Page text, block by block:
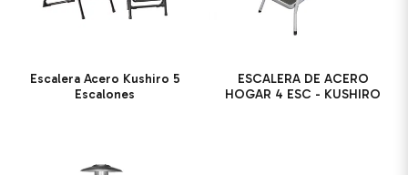
Escalera Acero Kushiro 5
Escalones
ESCALERA DE ACERO
HOGAR 4 ESC - KUSHIRO